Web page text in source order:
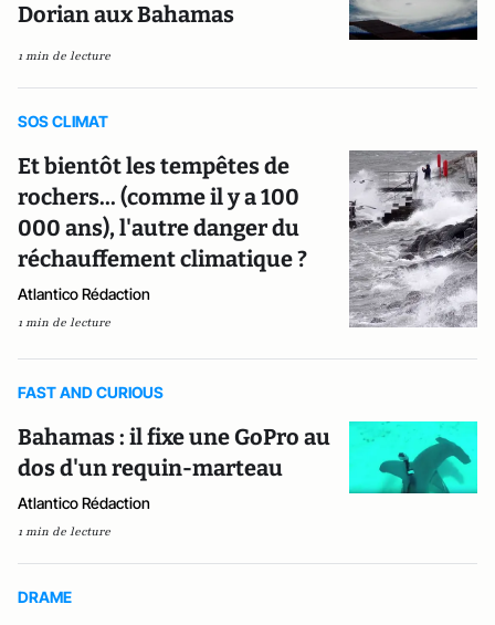
Dorian aux Bahamas
1 min de lecture
SOS CLIMAT
Et bientôt les tempêtes de
rochers... (comme il y a 100
000 ans), l'autre danger du
réchauffement climatique ?
Atlantico Rédaction
1 min de lecture
FAST AND CURIOUS
Bahamas : il fixe une GoPro au
dos d'un requin-marteau
Atlantico Rédaction
1 min de lecture
DRAME